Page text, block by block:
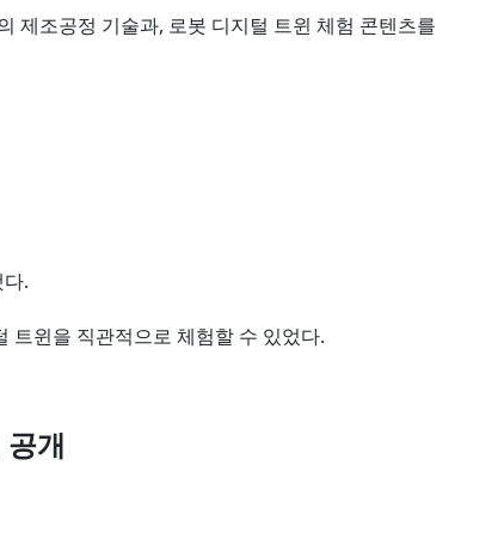
제조공정 기술과, 로봇 디지털 트윈 체험 콘텐츠를
.
트윈을 직관적으로 체험할 수 있었다.
개